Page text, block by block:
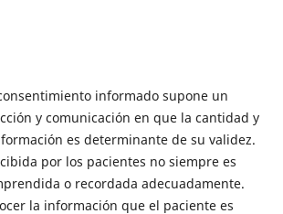
informado supone un
y comunicación en que la cantidad y
es determinante de su validez.
por los pacientes no siempre es
o recordada adecuadamente.
la información que el paciente es